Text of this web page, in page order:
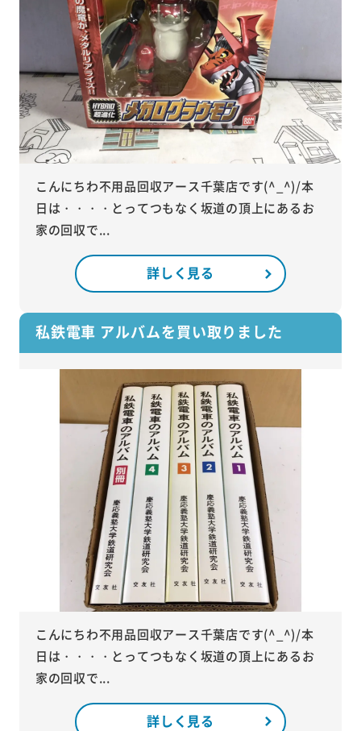
こんにちわ不用品回収アース千葉店です(^_^)/本
日は・・・・とってつもなく坂道の頂上にあるお
家の回収で...
詳しく見る
私鉄電車 アルバムを買い取りました
こんにちわ不用品回収アース千葉店です(^_^)/本
日は・・・・とってつもなく坂道の頂上にあるお
家の回収で...
詳しく見る